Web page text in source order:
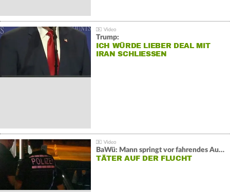
Trump:
ICH WÜRDE LIEBER DEAL MIT
IRAN SCHLIESSEN
BaWü: Mann springt vor fahrendes Auto und schießt
TÄTER AUF DER FLUCHT